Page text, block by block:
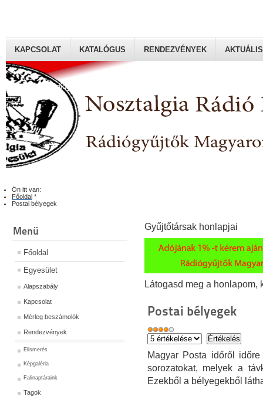
Rádiógyűjtők Magyaroszági Klubja
KAPCSOLAT KATALÓGUS RENDEZVÉNYEK AKTUÁLIS
Ön itt van:
Főoldal *
Postai bélyegek
Menü
Főoldal
Egyesület
Alapszabály
Kapcsolat
Mérleg beszámolók
Rendezvények
Elismerés
Képgaléria
Falinaptáraink
Tagok
Gyűjtőtársak honlapjai
Látogasd meg a honlapom,
Postai bélyegek
Magyar Posta időről
sorozatokat, melyek a
Ezekből a bélyegekből